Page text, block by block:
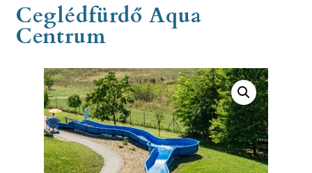
Ceglédfürdő Aqua
Centrum